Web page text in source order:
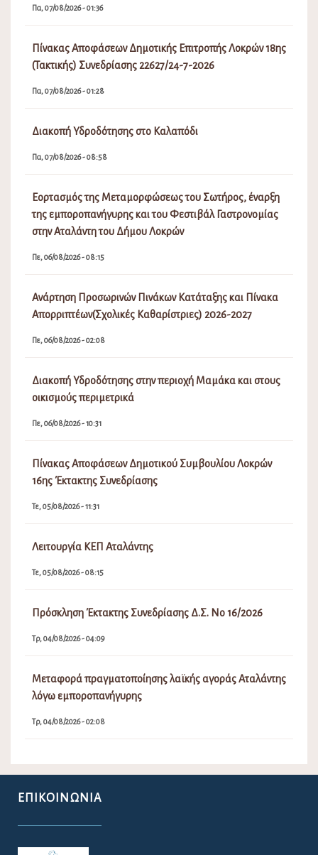
Πα, 07/08/2026 - 01:36
Πίνακας Αποφάσεων Δημοτικής Επιτροπής Λοκρών 18ης
(Τακτικής) Συνεδρίασης 22627/24-7-2026
Πα, 07/08/2026 - 01:28
Διακοπή Υδροδότησης στο Καλαπόδι
Πα, 07/08/2026 - 08:58
Εορτασμός της Μεταμορφώσεως του Σωτήρος, έναρξη
της εμποροπανήγυρης και του Φεστιβάλ Γαστρονομίας
στην Αταλάντη του Δήμου Λοκρών
Πε, 06/08/2026 - 08:15
Ανάρτηση Προσωρινών Πινάκων Κατάταξης και Πίνακα
Απορριπτέων(Σχολικές Καθαρίστριες) 2026-2027
Πε, 06/08/2026 - 02:08
Διακοπή Υδροδότησης στην περιοχή Μαμάκα και στους
οικισμούς περιμετρικά
Πε, 06/08/2026 - 10:31
Πίνακας Αποφάσεων Δημοτικού Συμβουλίου Λοκρών
16ης Έκτακτης Συνεδρίασης
Τε, 05/08/2026 - 11:31
Λειτουργία ΚΕΠ Αταλάντης
Τε, 05/08/2026 - 08:15
Πρόσκληση Έκτακτης Συνεδρίασης Δ.Σ. Νο 16/2026
Τρ, 04/08/2026 - 04:09
Μεταφορά πραγματοποίησης λαϊκής αγοράς Αταλάντης
λόγω εμποροπανήγυρης
Τρ, 04/08/2026 - 02:08
ΕΠΙΚΟΙΝΩΝΊΑ